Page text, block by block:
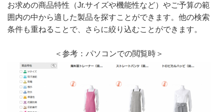
お求めの商品特性（Jr.サイズや機能性など）やご予算の範
囲内の中から適した製品を探すことができます。他の検索
条件も重ねることで、さらに絞り込むことができます。
＜参考：パソコンでの閲覧時＞